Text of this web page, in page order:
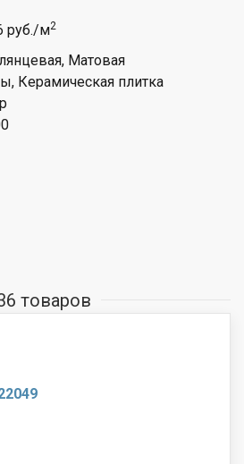
руб./м2
Матовая
Керамическая плитка
товаров